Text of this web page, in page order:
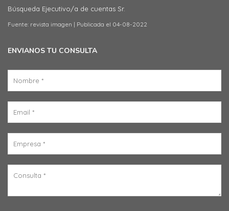
Búsqueda Ejecutivo/a de cuentas Sr.
Fuente: revista imagen Publicada el 04-08-2022
ENVIANOS TU CONSULTA